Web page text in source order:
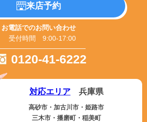
来店予約
お電話でのお問い合わせ
受付時間 9:00-17:00
0120-41-6222
対応エリア兵庫県
高砂市・加古川市・姫路市
三木市・播磨町・稲美町